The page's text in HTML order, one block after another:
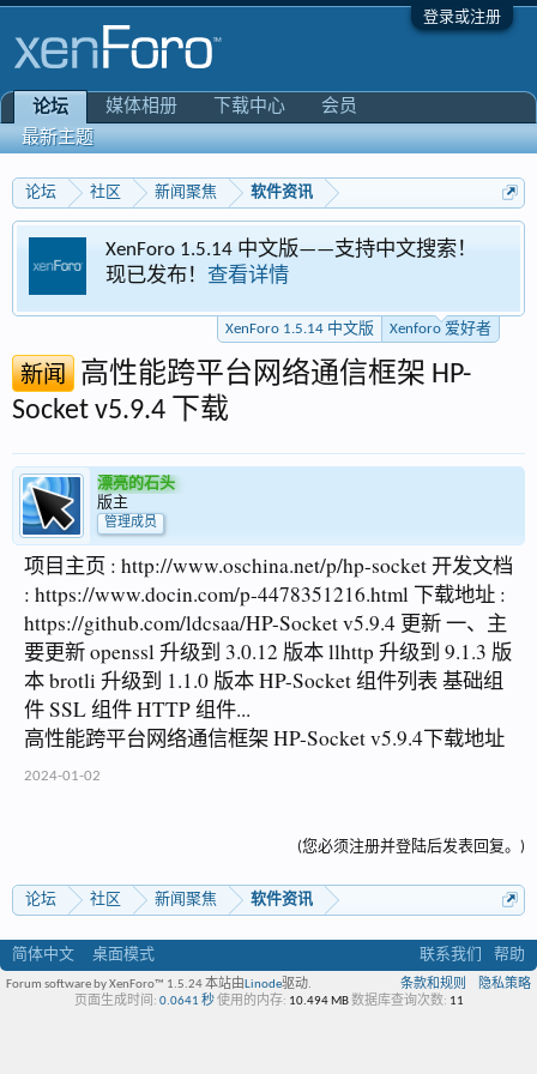
登录或注册
论坛 社区 新闻聚焦 软件资讯
1.5.14 中文版——支持中文搜索！
布！ 查看详情
Xenforo
XenForo 1.5.14 中文版 Xenforo 爱好者
新闻
高性能跨平台网络通信框架 HP-
Socket v5.9.4 下载
漂亮的石头
版主
管理成员
项目主页 : http://www.oschina.net/p/hp-socket 开发文档
: https://www.docin.com/p-4478351216.html 下载地址 :
https://github.com/ldcsaa/HP-Socket v5.9.4 更新 一、主
要更新 openssl 升级到 3.0.12 版本 llhttp 升级到 9.1.3 版
本 brotli 升级到 1.1.0 版本 HP-Socket 组件列表 基础组
件 SSL 组件 HTTP 组件...
高性能跨平台网络通信框架 HP-Socket v5.9.4下载地址
2024-01-02
(您必须注册并登陆后发表回复。)
论坛 社区 新闻聚焦 软件资讯
论坛
最新主题
媒体相册 下载中心 会员
简体中文 桌面模式 联系我们 帮助
条款和规则 隐私策略
Forum software by XenForo™ 1.5.24本站由 Linode驱动.
页面生成时间: 0.0641 秒 使用的内存: 10.494 MB 数据库查询次数: 11